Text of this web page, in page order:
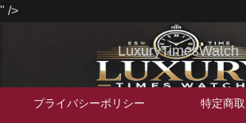
" />
LuxuryTimesWatch
プライバシーポリシー 特定商